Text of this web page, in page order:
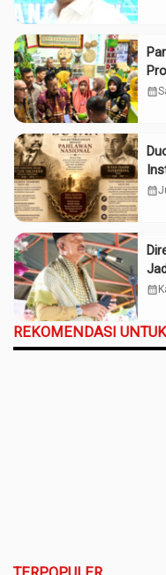
calendar_month
calendar_month
calendar_month
REKOMENDASI